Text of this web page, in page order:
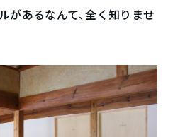
があるなんて、全く知りませ